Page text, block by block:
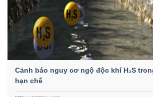
Cảnh báo nguy cơ ngộ độc khí H₂S
hạn chế